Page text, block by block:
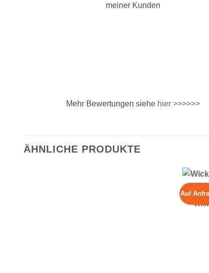
meiner Kunden
Mehr Bewertungen siehe hier >>>>>>
ÄHNLICHE PRODUKTE
Auf